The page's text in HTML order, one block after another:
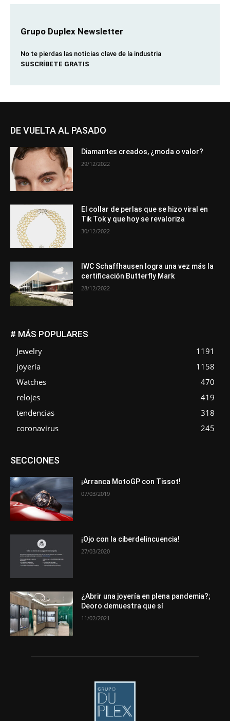
Grupo Duplex Newsletter
No te pierdas las noticias clave de la industria
SUSCRÍBETE GRATIS
DE VUELTA AL PASADO
Diamantes creados, ¿moda o valor?
29/12/2022
El collar de perlas que se hizo viral en
Tik Tok y que hoy se revaloriza
30/12/2022
IWC Schaffhausen logra una vez más la
certificación Butterfly Mark
28/12/2022
# MÁS POPULARES
Jewelry
1191
joyería
1158
Watches
470
relojes
419
tendencias
318
coronavirus
245
SECCIONESAsociaciones
Novedades
Opiniones Premios Secciones
¡Arranca MotoGP con Tissot!
07/03/2019
¡Ojo con la ciberdelincuencia!
27/03/2020
¿Abrir una joyería en plena pandemia?;
Deoro demuestra que sí
11/02/2021